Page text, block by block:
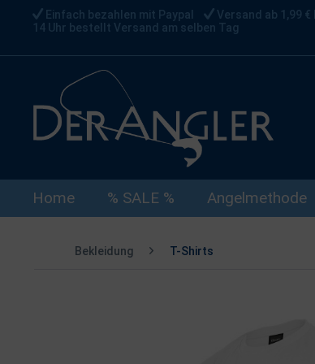
Einfach bezahlen mit Paypal Versand ab 1,99 €
14 Uhr bestellt Versand am selben Tag
Home % SALE % Angelmethode
Bekleidung T-Shirts